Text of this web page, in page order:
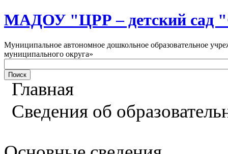
МАДОУ "ЦРР – детский
Муниципальное автономное дошкольное образовательное
муниципального округа»
Главная
Сведения об